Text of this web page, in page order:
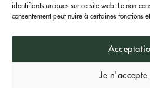
identifiants uniques sur ce site web. Le non-
consentement peut nuire à certaines fonctions
Je n'accepte
Anastopoulos Estate © 2026.